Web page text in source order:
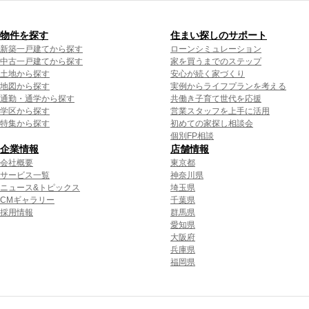
物件を探す
新築一戸建てから探す
中古一戸建てから探す
土地から探す
地図から探す
通勤・通学から探す
学区から探す
特集から探す
住まい探しのサポート
ローンシミュレーション
家を買うまでのステップ
安心が続く家づくり
実例からライフプランを考える
共働き子育て世代を応援
営業スタッフを上手に活用
初めての家探し相談会
個別FP相談
企業情報
会社概要
サービス一覧
ニュース&トピックス
CMギャラリー
採用情報
店舗情報
東京都
神奈川県
埼玉県
千葉県
群馬県
愛知県
大阪府
兵庫県
福岡県